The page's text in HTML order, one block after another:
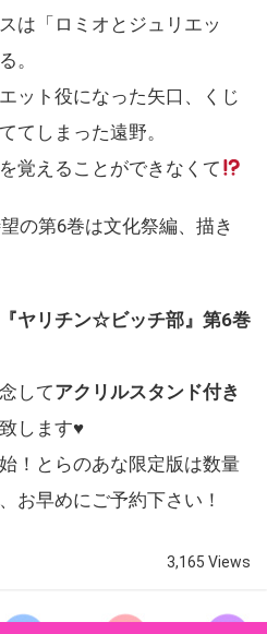
は「ロミオとジュリエッ
。
ット役になった矢口、くじ
てしまった遠野。
覚えることができなくて
の第6巻は文化祭編、描き
ヤリチン☆ビッチ部』第6巻
してアクリルスタンド付き
します♥
！とらのあな限定版は数量
お早めにご予約下さい！
3,165 Views